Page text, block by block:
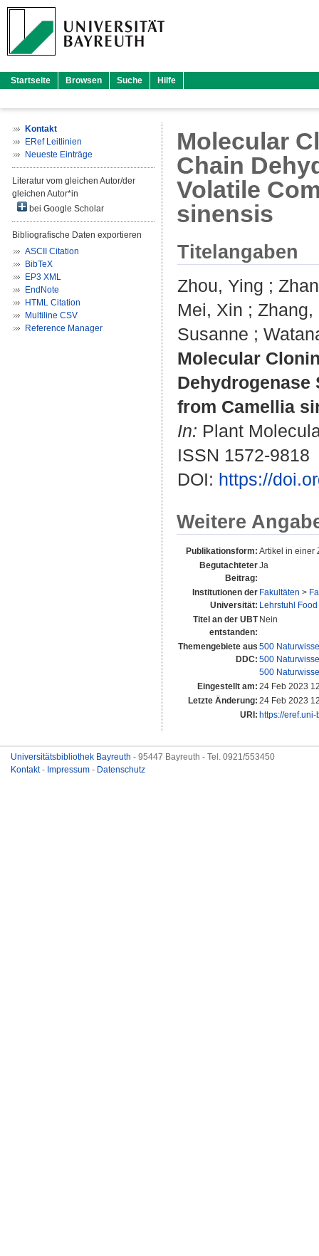
Startseite Browsen Suche Hilfe
Kontakt
ERef Leitlinien
Neueste Einträge
Literatur vom gleichen Autor/der
gleichen Autor*in
bei Google Scholar
Bibliografische Daten exportieren
ASCII Citation
BibTeX
EP3 XML
EndNote
HTML Citation
Multiline CSV
Reference Manager
Molecular
Chain
Volatile
sinensis
Titelangaben
Zhou, Ying ;
Mei, Xin ; Zhang,
Susanne ;
Molecular
from Camellia
In: Plant
ISSN 1572-9818
DOI: https://
Weitere
Publikationsform: Artikel in einer
Begutachteter
Beitrag:
Ja
Institutionen der
Universität:
Fakultäten >
Lehrstuhl
Titel an der UBT
entstanden:
Nein
Themengebiete aus
DDC:
500
500
500
Eingestellt am: 24 Feb 2023
Letzte Änderung: 24 Feb 2023
URI: https://
Universitätsbibliothek Bayreuth - 95447 Bayreuth - Tel. 0921/553450
Kontakt- Impressum - Datenschutz